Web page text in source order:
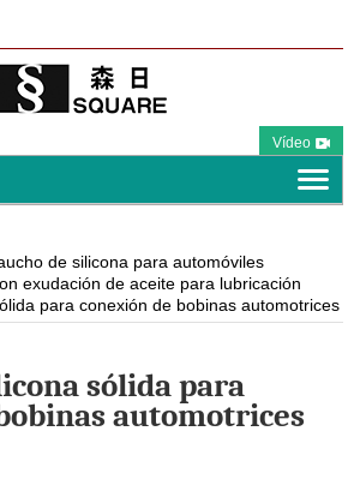
Vídeo
de silicona para automóviles
exudación de aceite para lubricación
para conexión de bobinas automotrices
sólida para
automotrices